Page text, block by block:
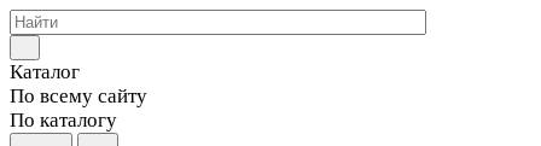
Каталог
По всему сайту
По каталогу